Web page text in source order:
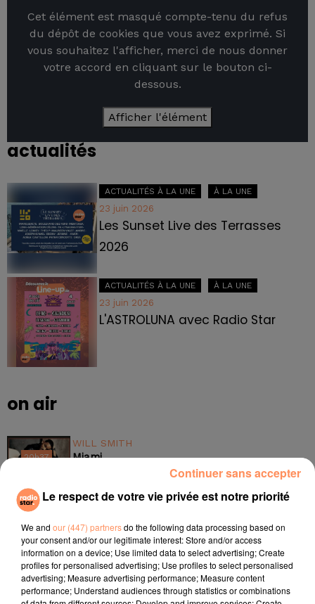
Cet élément est masqué compte-tenu du refus
du dépôt de cookies que vous avez exprimé. Si
vous souhaitez l'afficher, merci de nous donner
votre accord en cliquant sur le bouton ci-
dessous.
Afficher l'élément
actualités
ACTUALITÉS À LA UNE À LA UNE
23 juin 2026
Les Sunset Live des Terrasses
2026
ACTUALITÉS À LA UNE À LA UNE
23 juin 2026
L'ASTROLUNA avec Radio Star
on air
20h37
20h37
WILL SMITH
Miami
20h34
20h34 Drive Safe
20h31
20h31
TAME IMPALA, JENNIE
Dracula
Le respect de votre vie privée est notre priorité
We and our (447) partnersdo the following data processing based on
your consent and/or our legitimate interest: Store and/or access
information on a device; Use limited data to select advertising; Create
profiles for personalised advertising; Use profiles to select personalised
advertising; Measure advertising performance; Measure content
performance; Understand audiences through statistics or combinations
Continuer sans accepter